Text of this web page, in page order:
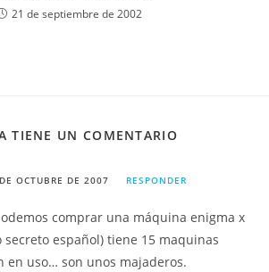
21 de septiembre de 2002
TIENE UN COMENTARIO
OCTUBRE DE 2007 RESPONDER
comprar una máquina enigma x
secreto español) tiene 15 maquinas
en uso… son unos majaderos.